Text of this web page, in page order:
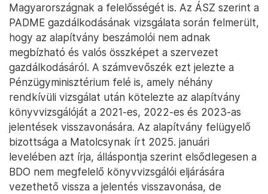
Magyarországnak a felelősségét is. Az ÁSZ szerint a
PADME gazdálkodásának vizsgálata során felmerült,
hogy az alapítvány beszámolói nem adnak
megbízható és valós összképet a szervezet
gazdálkodásáról. A számvevőszék ezt jelezte a
Pénzügyminisztérium felé is, amely néhány
rendkívüli vizsgálat után kötelezte az alapítvány
könyvvizsgálóját a 2021-es, 2022-es és 2023-as
jelentések visszavonására. Az alapítvány felügyelő
bizottsága a Matolcsynak írt 2025. januári
levelében azt írja, álláspontja szerint elsődlegesen a
BDO nem megfelelő könyvvizsgálói eljárására
vezethető vissza a jelentés visszavonása, de